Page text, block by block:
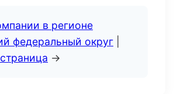
в регионе
федеральный округ
→